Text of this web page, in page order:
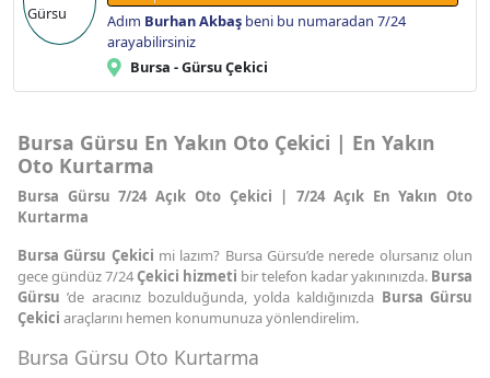
Adım Burhan Akbaşbeni bu numaradan 7/24
arayabilirsiniz
Bursa - Gürsu Çekici
Bursa Gürsu En Yakın Oto Çekici | En Yakın
Oto Kurtarma
Bursa Gürsu 7/24 Açık Oto Çekici | 7/24 Açık En Yakın Oto
Kurtarma
Bursa Gürsu Çekici mi lazım? Bursa Gürsu’de nerede olursanız olun
gece gündüz 7/24Çekici hizmeti bir telefon kadar yakınınızda. Bursa
Gürsu’de aracınız bozulduğunda, yolda kaldığınızda Bursa Gürsu
Çekici araçlarını hemen konumunuza yönlendirelim.
Bursa Gürsu Oto Kurtarma